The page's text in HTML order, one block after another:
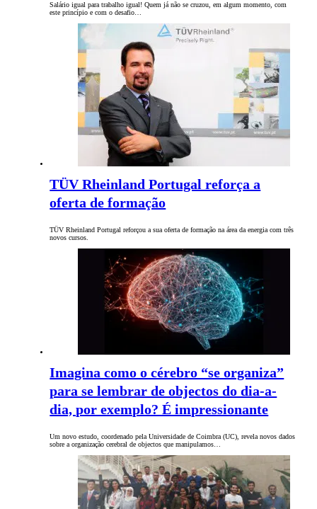
Salário igual para trabalho igual! Quem já não se cruzou, em algum momento, com
este princípio e com o desafio…
TÜV Rheinland Portugal reforça a
oferta de formação
TÜV Rheinland Portugal reforçou a sua oferta de formação na área da energia com três
novos cursos.
Imagina como o cérebro “se organiza”
para se lembrar de objectos do dia-a-
dia, por exemplo? É impressionante
Um novo estudo, coordenado pela Universidade de Coimbra (UC), revela novos dados
sobre a organização cerebral de objectos que manipulamos…